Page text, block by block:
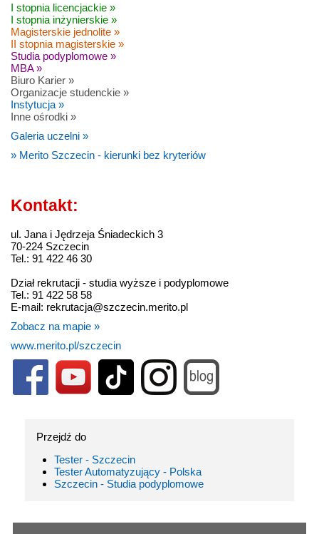
I stopnia licencjackie »
I stopnia inżynierskie »
Magisterskie jednolite »
II stopnia magisterskie »
Studia podyplomowe »
MBA »
Biuro Karier »
Organizacje studenckie »
Instytucja »
Inne ośrodki »
Galeria uczelni »
» Merito Szczecin - kierunki bez kryteriów
Kontakt:
ul. Jana i Jędrzeja Śniadeckich 3
70-224 Szczecin
Tel.: 91 422 46 30
Dział rekrutacji - studia wyższe i podyplomowe
Tel.: 91 422 58 58
E-mail: rekrutacja@szczecin.merito.pl
Zobacz na mapie »
www.merito.pl/szczecin
Przejdź do
Tester - Szczecin
Tester Automatyzujący - Polska
Szczecin - Studia podyplomowe